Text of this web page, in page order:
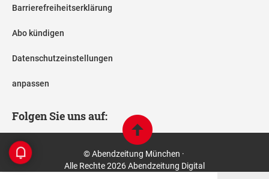
Barrierefreiheitserklärung
Abo kündigen
Datenschutzeinstellungen
anpassen
Folgen Sie uns auf:
© Abendzeitung München ·
Alle Rechte 2026 Abendzeitung Digital